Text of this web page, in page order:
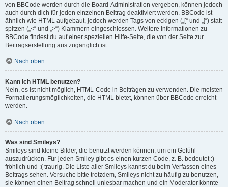
von BBCode werden durch die Board-Administration vergeben, können jedoch
auch durch dich für jeden einzelnen Beitrag deaktiviert werden. BBCode ist
ähnlich wie HTML aufgebaut, jedoch werden Tags von eckigen („[“ und „]“) statt
spitzen („<“ und „>“) Klammern eingeschlossen. Weitere Informationen zu
BBCode findest du auf einer speziellen Hilfe-Seite, die von der Seite zur
Beitragserstellung aus zugänglich ist.
Nach oben
Kann ich HTML benutzen?
Nein, es ist nicht möglich, HTML-Code in Beiträgen zu verwenden. Die meisten
Formatierungsmöglichkeiten, die HTML bietet, können über BBCode erreicht
werden.
Nach oben
Was sind Smileys?
Smileys sind kleine Bilder, die benutzt werden können, um ein Gefühl
auszudrücken. Für jeden Smiley gibt es einen kurzen Code, z. B. bedeutet :)
fröhlich und :( traurig. Die Liste aller Smileys kannst du beim Verfassen eines
Beitrags sehen. Versuche bitte trotzdem, Smileys nicht zu häufig zu benutzen,
sie können einen Beitrag schnell unlesbar machen und ein Moderator könnte